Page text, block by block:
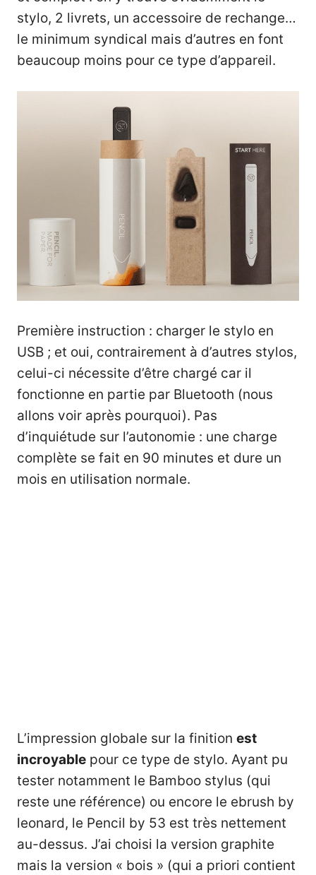
stylo, 2 livrets, un accessoire de rechange…
le minimum syndical mais d’autres en font
beaucoup moins pour ce type d’appareil.
Première instruction : charger le stylo en
USB ; et oui, contrairement à d’autres stylos,
celui-ci nécessite d’être chargé car il
fonctionne en partie par Bluetooth (nous
allons voir après pourquoi). Pas
d’inquiétude sur l’autonomie : une charge
complète se fait en 90 minutes et dure un
mois en utilisation normale.
L’impression globale sur la finition est
incroyable pour ce type de stylo. Ayant pu
tester notamment le Bamboo stylus (qui
reste une référence) ou encore le ebrush by
leonard, le Pencil by 53 est très nettement
au-dessus. J’ai choisi la version graphite
mais la version « bois » (qui a priori contient